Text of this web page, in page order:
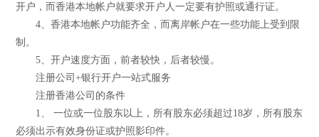
开户，而香港本地帐户就要求开户人一定要有护照或通行证。
4、香港本地帐户功能齐全，而离岸帐户在一些功能上受到限
制。
5、开户速度方面，前者较快，后者较慢。
注册公司+银行开户一站式服务
注册香港公司的条件
1、 一位或一位股东以上，所有股东必须超过18岁，所有股东
必须出示有效身份证或护照影印件。